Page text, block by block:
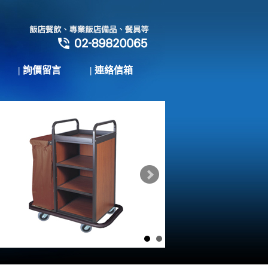
| 詢價留言 | 連絡信箱